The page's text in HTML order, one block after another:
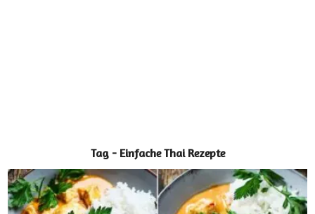
Tag - Einfache Thai Rezepte